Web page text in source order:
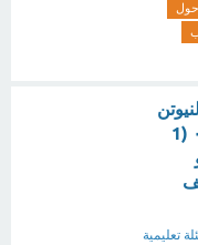
حول
لكل فعل ردة فعل ٠٠٠٠٠٠٠ (1
تعليمية